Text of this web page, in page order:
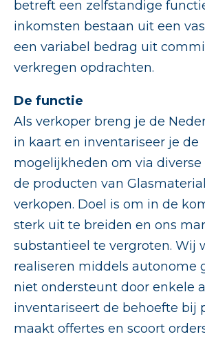
betreft een zelfstandige
inkomsten bestaan uit een
een variabel bedrag uit
verkregen opdrachten.
De functie
Als verkoper breng je de
in kaart en inventariseer je de
mogelijkheden om via
de producten van
verkopen. Doel is om in de
sterk uit te breiden en ons
substantieel te vergroten. Wij
realiseren middels autonome
niet ondersteunt door enkele
inventariseert de behoefte bij
maakt offertes en scoort